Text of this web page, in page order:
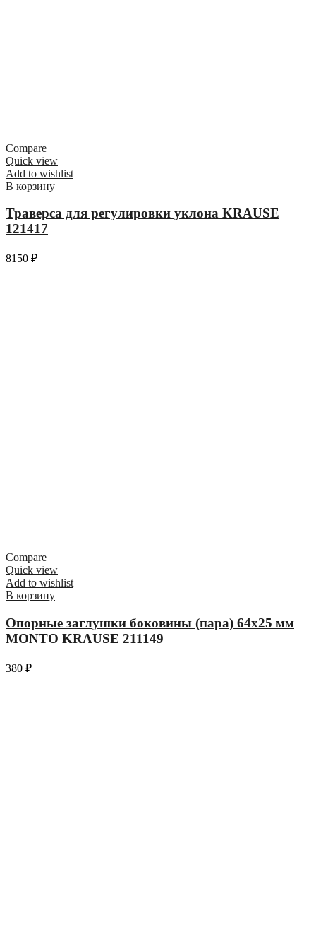
Compare
Quick view
Add to wishlist
В корзину
Траверса для регулировки уклона KRAUSE
121417
8150 ₽
Compare
Quick view
Add to wishlist
В корзину
Опорные заглушки боковины (пара) 64х25 мм
MONTO KRAUSE 211149
380 ₽